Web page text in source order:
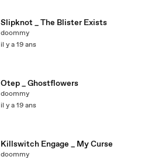
Slipknot _ The Blister Exists
doommy
il y a 19 ans
Otep _ Ghostflowers
doommy
il y a 19 ans
Killswitch Engage _ My Curse
doommy